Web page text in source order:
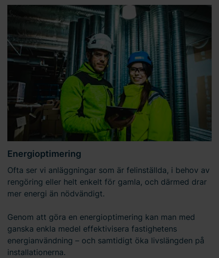
Energioptimering
Ofta ser vi anläggningar som är felinställda, i behov av
rengöring eller helt enkelt för gamla, och därmed drar
mer energi än nödvändigt.
Genom att göra en energioptimering kan man med
ganska enkla medel effektivisera fastighetens
energianvändning – och samtidigt öka livslängden på
installationerna.